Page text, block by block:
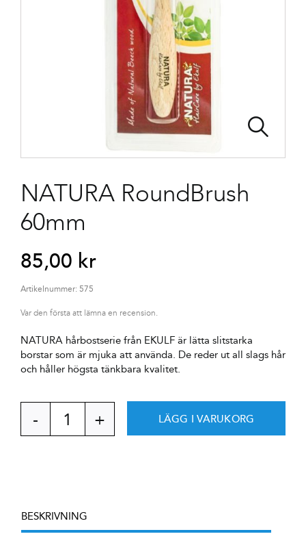
NATURA RoundBrush
60mm
85,00 kr
Artikelnummer:575
Var den första att lämna en recension.
NATURA hårbostserie från EKULF är lätta slitstarka
borstar som är mjuka att använda. De reder ut all slags hår
och håller högsta tänkbara kvalitet.
NATURA
RoundBrush
LÄGG I VARUKORG
BESKRIVNING